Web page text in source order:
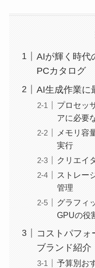
AIが輝く時代
PCカタログ
AI生成作業に
プロセッ
アに必要
メモリ容
実行
クリエイ
ストレー
管理
グラフィ
GPUの役
コストパフォ
ブランド紹介
予算別お